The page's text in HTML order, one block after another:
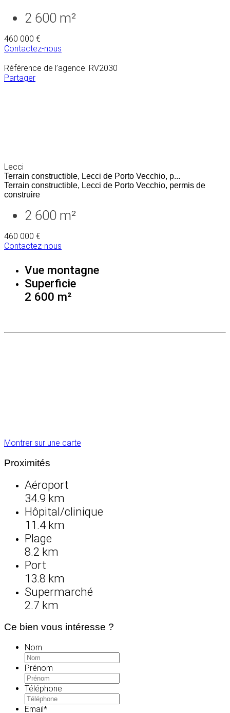
2 600 m²
460 000 €
Contactez-nous
Référence de l’agence: RV2030
Partager
Lecci
Terrain constructible, Lecci de Porto Vecchio, p...
Terrain constructible, Lecci de Porto Vecchio, permis de
construire
2 600 m²
460 000 €
Contactez-nous
Vue montagne
Superficie
2 600 m²
Montrer sur une carte
Proximités
Aéroport
34.9 km
Hôpital/clinique
11.4 km
Plage
8.2 km
Port
13.8 km
Supermarché
2.7 km
Ce bien vous intéresse ?
Nom
Prénom
Téléphone
Email*